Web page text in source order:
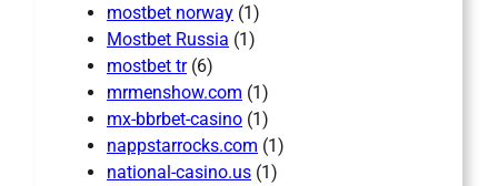
mostbet norway (1)
Mostbet Russia (1)
mostbet tr(6)
mrmenshow.com (1)
mx-bbrbet-casino (1)
nappstarrocks.com (1)
national-casino.us (1)